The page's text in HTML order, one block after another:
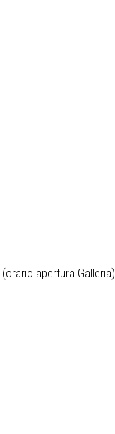
(orario apertura Galleria)